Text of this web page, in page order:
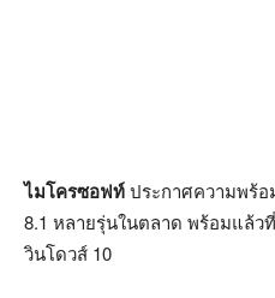
ไมโครซอฟท์ประกาศความพร้
8.1 หลายรุ่นในตลาด พร้อมแล้ว
วินโดวส์ 10